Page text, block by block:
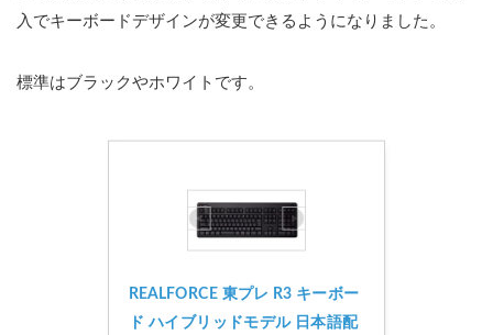
入でキーボードデザインが変更できるようになりました。
標準はブラックやホワイトです。
REALFORCE 東プレ R3 キーボー
ド ハイブリッドモデル 日本語配